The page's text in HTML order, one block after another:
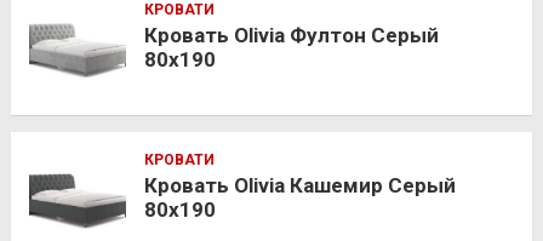
КРОВАТИ
Кровать Olivia Фултон Серый
80х190
КРОВАТИ
Кровать Olivia Кашемир Серый
80х190